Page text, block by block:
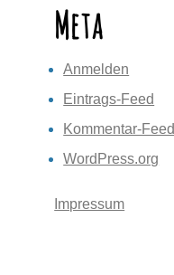
Meta
Anmelden
Eintrags-Feed
Kommentar-Feed
WordPress.org
Impressum